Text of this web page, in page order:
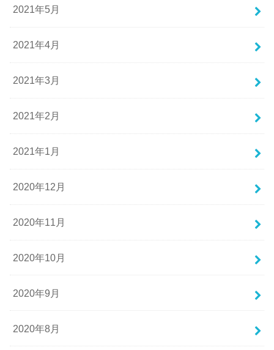
2021年5月
2021年4月
2021年3月
2021年2月
2021年1月
2020年12月
2020年11月
2020年10月
2020年9月
2020年8月